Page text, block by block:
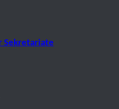
Sekretariate